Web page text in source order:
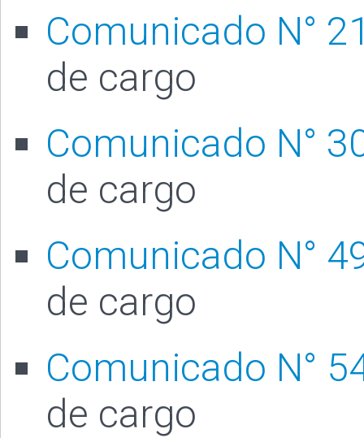
Comunicado N°
de cargo
Comunicado N°
de cargo
Comunicado N°
de cargo
Comunicado N°
de cargo